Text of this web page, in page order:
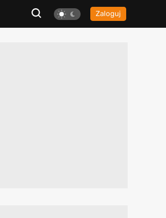
Zaloguj